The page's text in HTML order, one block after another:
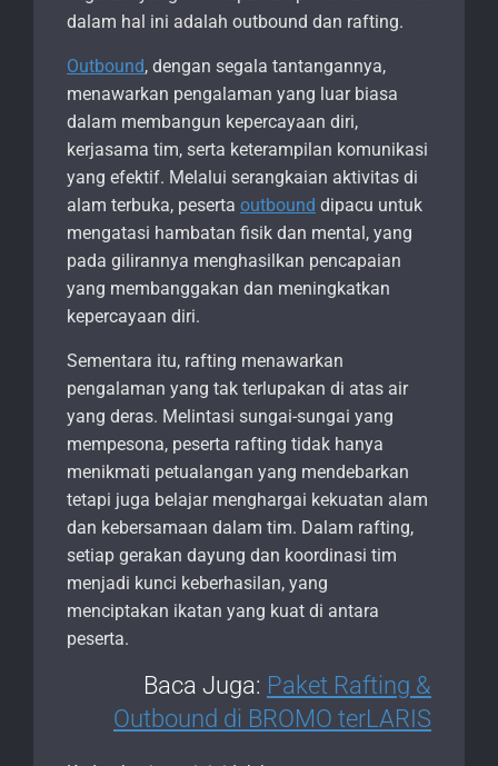
dalam hal ini adalah outbound dan rafting.
Outbound, dengan segala tantangannya,
menawarkan pengalaman yang luar biasa
dalam membangun kepercayaan diri,
kerjasama tim, serta keterampilan komunikasi
yang efektif. Melalui serangkaian aktivitas di
alam terbuka, peserta outbound dipacu untuk
mengatasi hambatan fisik dan mental, yang
pada gilirannya menghasilkan pencapaian
yang membanggakan dan meningkatkan
kepercayaan diri.
Sementara itu, rafting menawarkan
pengalaman yang tak terlupakan di atas air
yang deras. Melintasi sungai-sungai yang
mempesona, peserta rafting tidak hanya
menikmati petualangan yang mendebarkan
tetapi juga belajar menghargai kekuatan alam
dan kebersamaan dalam tim. Dalam rafting,
setiap gerakan dayung dan koordinasi tim
menjadi kunci keberhasilan, yang
menciptakan ikatan yang kuat di antara
peserta.
Baca Juga: Paket Rafting &
Outbound di BROMO terLARIS